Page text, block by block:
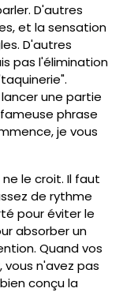
D'autres
et la sensation
D'autres
pas l'élimination
une partie
phrase
je vous
le croit. Il faut
de rythme
pour éviter le
absorber un
Quand vos
n'avez pas
conçu la